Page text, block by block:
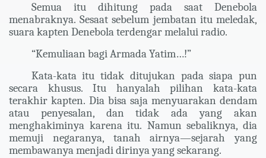
Semua itu dihitung pada saat Denebola
menabraknya. Sesaat sebelum jembatan itu meledak,
suara kapten Denebola terdengar melalui radio.
“Kemuliaan bagi Armada Yatim…!”
Kata-kata itu tidak ditujukan pada siapa pun
secara khusus. Itu hanyalah pilihan kata-kata
terakhir kapten. Dia bisa saja menyuarakan dendam
atau penyesalan, dan tidak ada yang akan
menghakiminya karena itu. Namun sebaliknya, dia
memuji negaranya, tanah airnya—sejarah yang
membawanya menjadi dirinya yang sekarang.